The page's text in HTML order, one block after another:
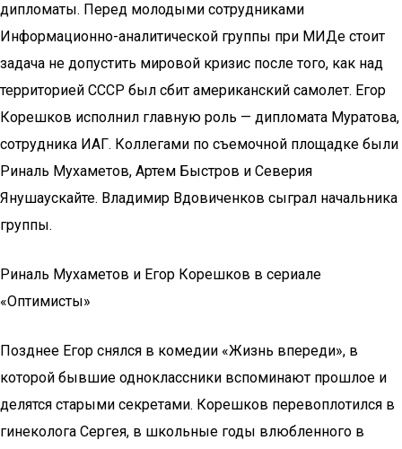
дипломаты. Перед молодыми сотрудниками
Информационно-аналитической группы при МИДе стоит
задача не допустить мировой кризис после того, как над
территорией СССР был сбит американский самолет. Егор
Корешков исполнил главную роль — дипломата Муратова,
сотрудника ИАГ. Коллегами по съемочной площадке были
Риналь Мухаметов, Артем Быстров и Северия
Янушаускайте. Владимир Вдовиченков сыграл начальника
группы.
Риналь Мухаметов и Егор Корешков в сериале
«Оптимисты»
Позднее Егор снялся в комедии «Жизнь впереди», в
которой бывшие одноклассники вспоминают прошлое и
делятся старыми секретами. Корешков перевоплотился в
гинеколога Сергея, в школьные годы влюбленного в